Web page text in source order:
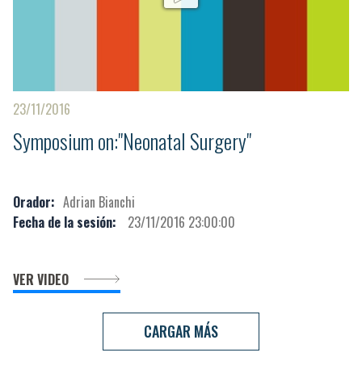
23/11/2016
Symposium on:"Neonatal Surgery"
Orador: Adrian Bianchi
Fecha de la sesión:
23/11/2016 23:00:00
VER VIDEO
CARGAR MÁS